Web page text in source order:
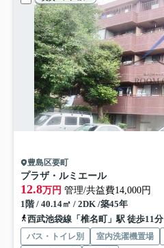
豊島区要町
プラザ・ルミエール
12.8万円 管理/共益費14,000円
1階 / 40.14㎡ / 2DK /築45年
西武池袋線「椎名町」駅 徒歩11分
バス・トイレ別 室内洗濯機置場